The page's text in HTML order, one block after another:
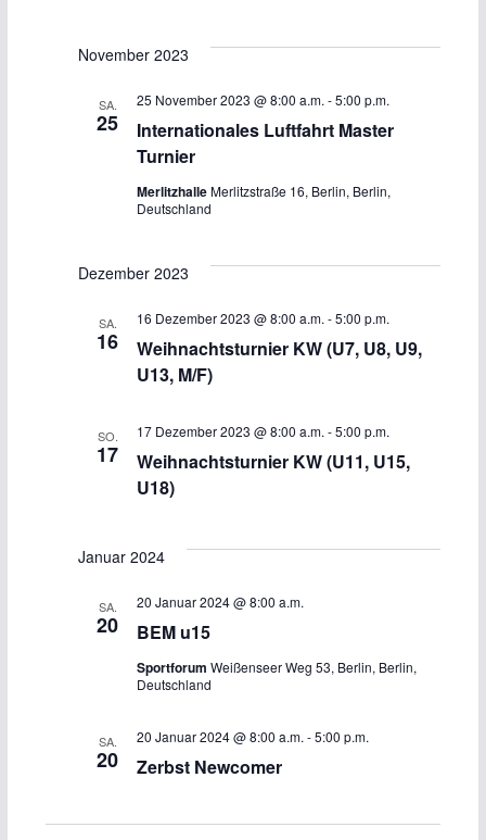
November 2023
SA.
25
Internationales Luftfahrt Master
Turnier
25 November 2023 @ 8:00 a.m. -5:00 p.m.
MerlitzhalleMerlitzstraße 16, Berlin, Berlin,
Deutschland
Dezember 2023
SA.
16
Weihnachtsturnier KW (U7, U8, U9,
U13, M/F)
16 Dezember 2023 @ 8:00 a.m. -5:00 p.m.
SO.
17
Weihnachtsturnier KW (U11, U15,
U18)
17 Dezember 2023 @ 8:00 a.m. -5:00 p.m.
Januar 2024
SA.
20 BEM u15
20 Januar 2024 @ 8:00 a.m.
SportforumWeißenseer Weg 53, Berlin, Berlin,
Deutschland
SA.
20 Zerbst Newcomer
20 Januar 2024 @ 8:00 a.m. -5:00 p.m.